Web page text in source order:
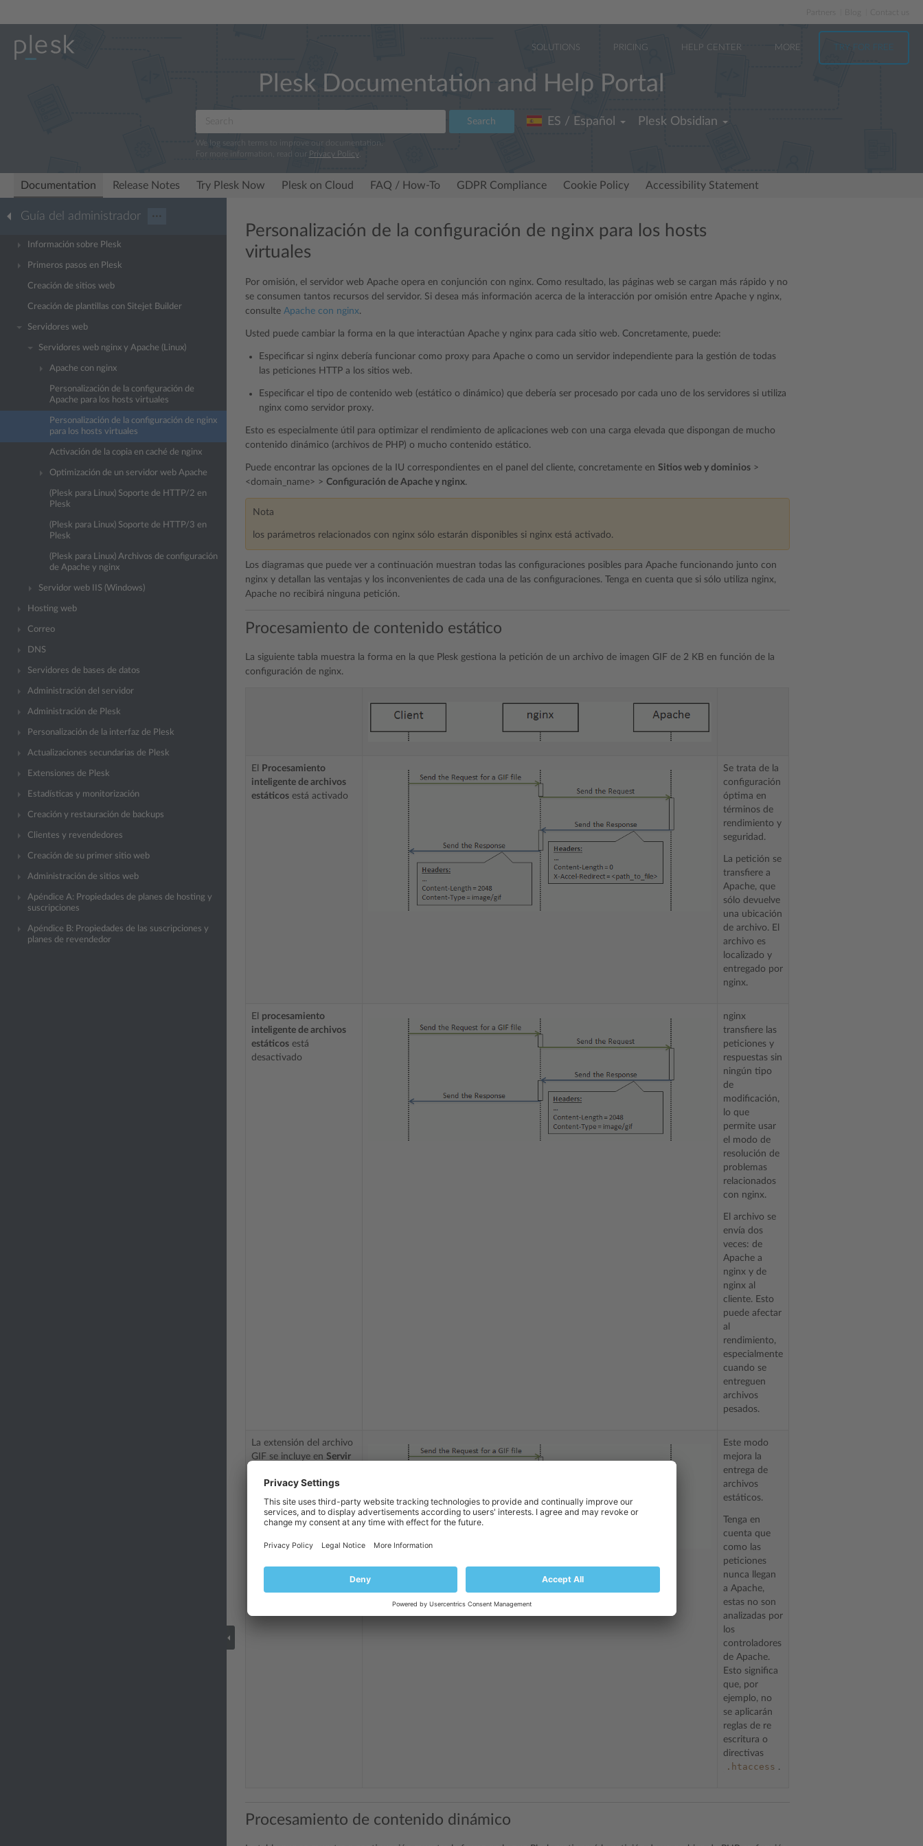
Partners
SOLUTIONS PRICING HELP CENTER MORE TRY FOR FREE
Plesk Documentation and Help Portal
Search
We log search terms to improve our documentation.
For more information, read our Privacy Policy.
ES / Español Plesk Obsidian
Documentation Release Notes Try Plesk Now Plesk on Cloud FAQ / How-To GDPR Compliance Cookie Policy Accessibility Statement
Guía del administrador ···
Información sobre Plesk
Primeros pasos en Plesk
Creación de sitios web
Creación de plantillas con Sitejet Builder
Servidores web
Servidores web nginx y Apache (Linux)
Apache con nginx
Personalización de la configuración de
Apache para los hosts virtuales
Personalización de la configuración de nginx
para los hosts virtuales
Activación de la copia en caché de nginx
Optimización de un servidor web Apache
(Plesk para Linux) Soporte de HTTP/2 en
Plesk
(Plesk para Linux) Soporte de HTTP/3 en
Plesk
(Plesk para Linux) Archivos de configuración
de Apache y nginx
Servidor web IIS (Windows)
Hosting web
Correo
DNS
Servidores de bases de datos
Administración del servidor
Administración de Plesk
Personalización de la interfaz de Plesk
Actualizaciones secundarias de Plesk
Extensiones de Plesk
Estadísticas y monitorización
Creación y restauración de backups
Clientes y revendedores
Creación de su primer sitio web
Administración de sitios web
Apéndice A: Propiedades de planes de hosting y
suscripciones
Apéndice B: Propiedades de las suscripciones y
planes de revendedor
Personalización de la configuración de nginx para los hosts
virtuales
Por omisión, el servidor web Apache opera en conjunción con nginx. Como resultado, las páginas web se cargan más rápido y no
se consumen tantos recursos del servidor. Si desea más información acerca de la interacción por omisión entre Apache y nginx,
consulte Apache con nginx.
Usted puede cambiar la forma en la que interactúan Apache y nginx para cada sitio web. Concretamente, puede:
Especificar si nginx debería funcionar como proxy para Apache o como un servidor independiente para la gestión de todas
las peticiones HTTP a los sitios web.
Especificar el tipo de contenido web (estático o dinámico) que debería ser procesado por cada uno de los servidores si utiliza
nginx como servidor proxy.
Esto es especialmente útil para optimizar el rendimiento de aplicaciones web con una carga elevada que dispongan de mucho
contenido dinámico (archivos de PHP) o mucho contenido estático.
Puede encontrar las opciones de la IU correspondientes en el panel del cliente, concretamente en Sitios web y dominios >
<domain_name> > Configuración de Apache y nginx.
Nota
los parámetros relacionados con nginx sólo estarán disponibles si nginx está activado.
Los diagramas que puede ver a continuación muestran todas las configuraciones posibles para Apache funcionando junto con
nginx y detallan las ventajas y los inconvenientes de cada una de las configuraciones. Tenga en cuenta que si sólo utiliza nginx,
Apache no recibirá ninguna petición.
Procesamiento de contenido estático
La siguiente tabla muestra la forma en la que Plesk gestiona la petición de un archivo de imagen GIF de 2 KB en función de la
configuración de nginx.
El
Procesamiento
inteligente de archivos
estáticos está activado
Se trata de la
configuración
óptima en
términos de
rendimiento y
seguridad.
La petición se
transfiere a
Apache, que
sólo devuelve
una ubicación
de archivo. El
archivo es
localizado y
entregado por
nginx.
El procesamiento
inteligente de archivos
estáticos está
desactivado
nginx
transfiere las
peticiones y
respuestas sin
ningún tipo
de
modificación,
lo que
permite usar
el modo de
resolución de
problemas
relacionados
con nginx.
El archivo se
envía dos
veces: de
Apache a
nginx y de
nginx al
cliente. Esto
puede afectar
al
rendimiento,
especialmente
cuando se
entreguen
archivos
pesados.
La extensión del archivo
GIF se incluye en Servir
directamente mediante
nginx
Este modo
mejora la
entrega de
archivos
estáticos.
Tenga en
cuenta que
como las
peticiones
nunca llegan
a Apache,
estas no son
analizadas por
los
controladores
de Apache.
Esto significa
que, por
ejemplo, no
se aplicarán
reglas de re
escritura o
directivas
.htaccess .
Procesamiento de contenido dinámico